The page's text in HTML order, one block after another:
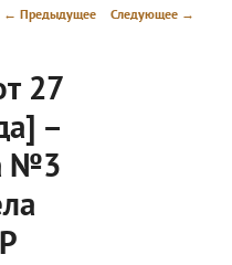
Навигация
← Предыдущее Следующее →
27
–
№3